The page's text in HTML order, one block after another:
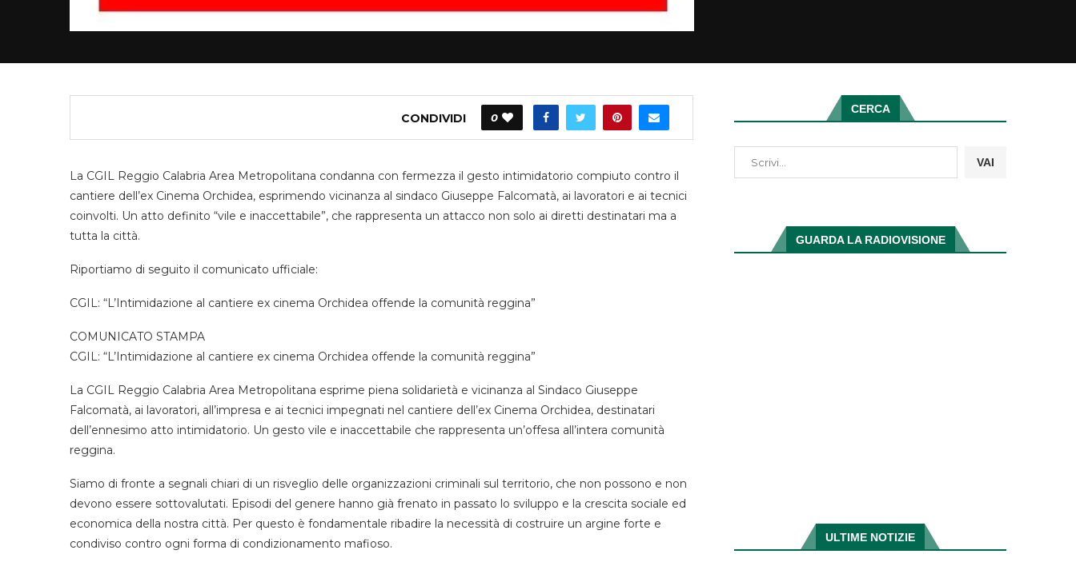
CONDIVIDI 0
La CGIL Reggio Calabria Area Metropolitana condanna con fermezza il gesto intimidatorio compiuto contro il
cantiere dell’ex Cinema Orchidea, esprimendo vicinanza al sindaco Giuseppe Falcomatà, ai lavoratori e ai tecnici
coinvolti. Un atto definito “vile e inaccettabile”, che rappresenta un attacco non solo ai diretti destinatari ma a
tutta la città.
Riportiamo di seguito il comunicato ufficiale:
CGIL: “L’Intimidazione al cantiere ex cinema Orchidea offende la comunità reggina”
COMUNICATO STAMPA
CGIL: “L’Intimidazione al cantiere ex cinema Orchidea offende la comunità reggina”
La CGIL Reggio Calabria Area Metropolitana esprime piena solidarietà e vicinanza al Sindaco Giuseppe
Falcomatà, ai lavoratori, all’impresa e ai tecnici impegnati nel cantiere dell’ex Cinema Orchidea, destinatari
dell’ennesimo atto intimidatorio. Un gesto vile e inaccettabile che rappresenta un’offesa all’intera comunità
reggina.
Siamo di fronte a segnali chiari di un risveglio delle organizzazioni criminali sul territorio, che non possono e non
devono essere sottovalutati. Episodi del genere hanno già frenato in passato lo sviluppo e la crescita sociale ed
economica della nostra città. Per questo è fondamentale ribadire la necessità di costruire un argine forte e
condiviso contro ogni forma di condizionamento mafioso.
CERCA
VAI
GUARDA LA RADIOVISIONE
ULTIME NOTIZIE